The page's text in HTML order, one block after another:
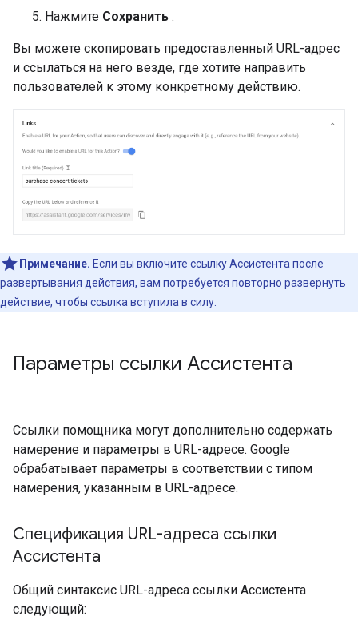
Нажмите Сохранить .
Вы можете скопировать предоставленный URL-адрес
и ссылаться на него везде, где хотите направить
пользователей к этому конкретному действию.
Примечание. Если вы включите ссылку Ассистента после
развертывания действия, вам потребуется повторно развернуть
действие, чтобы ссылка вступила в силу.
Параметры ссылки Ассистента
Ссылки помощника могут дополнительно содержать
намерение и параметры в URL-адресе. Google
обрабатывает параметры в соответствии с типом
намерения, указанным в URL-адресе.
Спецификация URL-адреса ссылки
Ассистента
Общий синтаксис URL-адреса ссылки Ассистента
следующий: